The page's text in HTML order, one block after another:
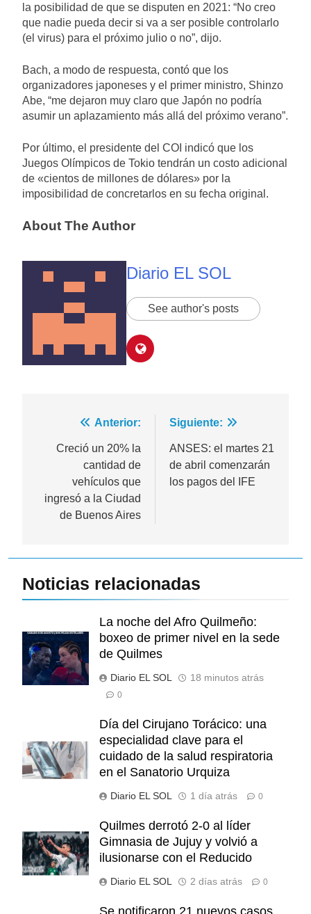
la posibilidad de que se disputen en 2021: “No creo
que nadie pueda decir si va a ser posible controlarlo
(el virus) para el próximo julio o no”, dijo.
Bach, a modo de respuesta, contó que los
organizadores japoneses y el primer ministro, Shinzo
Abe, “me dejaron muy claro que Japón no podría
asumir un aplazamiento más allá del próximo verano”.
Por último, el presidente del COI indicó que los
Juegos Olímpicos de Tokio tendrán un costo adicional
de «cientos de millones de dólares» por la
imposibilidad de concretarlos en su fecha original.
About The Author
Diario EL SOL
See author's posts
Navegación
entradas
Anterior:
Creció un 20% la
cantidad de
vehículos que
ingresó a la Ciudad
de Buenos Aires
Siguiente:
ANSES: el martes 21
de abril comenzarán
los pagos del IFE
Noticias relacionadas
La noche del Afro Quilmeño:
boxeo de primer nivel en la sede
de Quilmes
Diario EL SOL 18 minutos atrás
0
Día del Cirujano Torácico: una
especialidad clave para el
cuidado de la salud respiratoria
en el Sanatorio Urquiza
Diario EL SOL 1 día atrás 0
Quilmes derrotó 2-0 al líder
Gimnasia de Jujuy y volvió a
ilusionarse con el Reducido
Diario EL SOL 2 días atrás 0
Se notificaron 21 nuevos casos